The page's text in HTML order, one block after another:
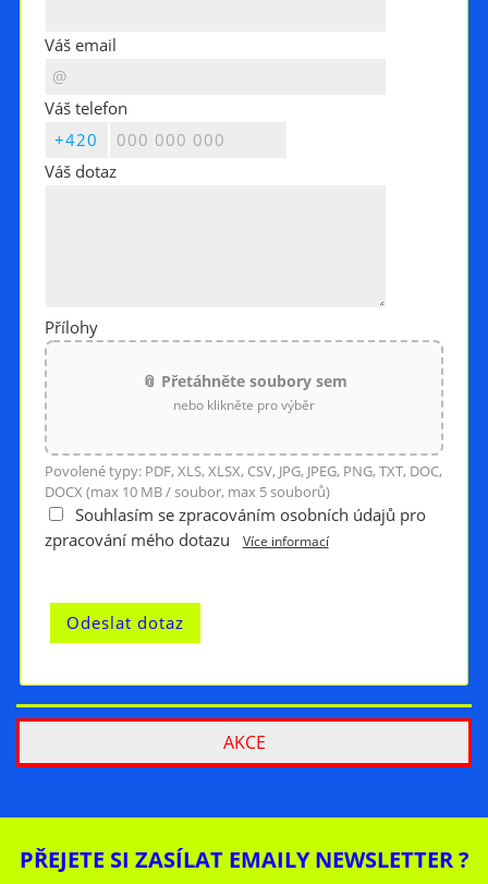
Váš email
Váš telefon
Váš dotaz
Přílohy
📎 Přetáhněte soubory sem
nebo klikněte pro výběr
Povolené typy: PDF, XLS, XLSX, CSV, JPG, JPEG, PNG, TXT, DOC,
DOCX (max 10 MB / soubor, max 5 souborů)
Souhlasím se zpracováním osobních údajů pro
zpracování mého dotazu
Více informací
AKCE
PŘEJETE SI ZASÍLAT EMAILY NEWSLETTER ?